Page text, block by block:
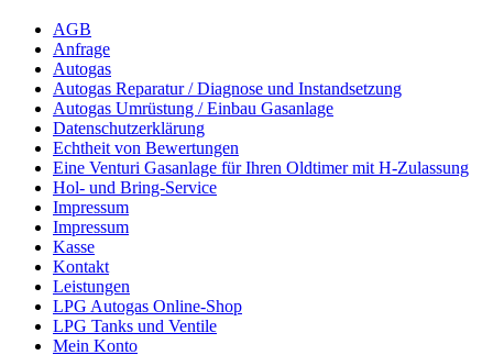
AGB
Anfrage
Autogas
Autogas Reparatur / Diagnose und Instandsetzung
Autogas Umrüstung / Einbau Gasanlage
Datenschutzerklärung
Echtheit von Bewertungen
Eine Venturi Gasanlage für Ihren Oldtimer mit H-Zulassung
Hol- und Bring-Service
Impressum
Impressum
Kasse
Kontakt
Leistungen
LPG Autogas Online-Shop
LPG Tanks und Ventile
Mein Konto